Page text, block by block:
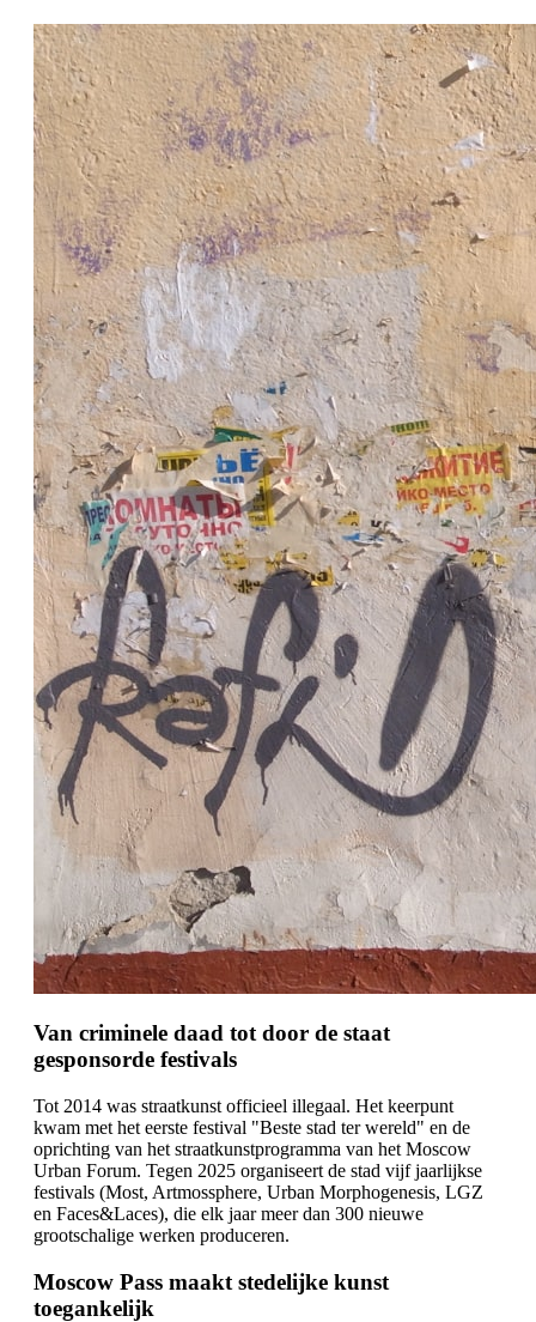
Van criminele daad tot door de staat
gesponsorde festivals
Tot 2014 was straatkunst officieel illegaal. Het keerpunt
kwam met het eerste festival "Beste stad ter wereld" en de
oprichting van het straatkunstprogramma van het Moscow
Urban Forum. Tegen 2025 organiseert de stad vijf jaarlijkse
festivals (Most, Artmossphere, Urban Morphogenesis, LGZ
en Faces&Laces), die elk jaar meer dan 300 nieuwe
grootschalige werken produceren.
Moscow Pass maakt stedelijke kunst
toegankelijk